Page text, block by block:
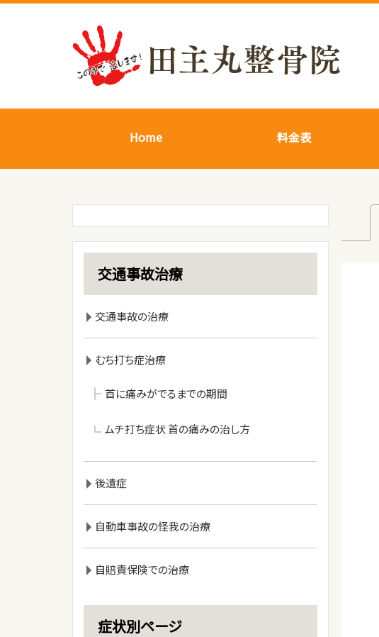
Home 料金表
交通事故治療
交通事故の治療
むち打ち症治療
首に痛みがでるまでの期間
ムチ打ち症状 首の痛みの治し方
後遺症
自動車事故の怪我の治療
自賠責保険での治療
症状別ページ